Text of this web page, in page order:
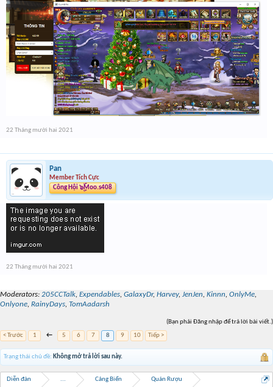
+ Quote lại bài đăng trước đó
+ Làm thiếu 1 trong các yêu cầu
+ Post lại ảnh mới
+ 1 ip chỉ được tham gia event 1 lần
- Ảnh phải to rõ.
- Các hành vi spam, phá hoại event sẽ ban tùy mức độ và loại bỏ event.
- Ảnh phải rõ thông tin ingame bên trái ID + Server (Có thể chụp kèm với
thông tin trên nganhangcode).
- Cách post đúng thông tin ingame xem chi tiết tại :đây
5. Giải thưởng
- 200 code dành cho các bạn tham gia sớm nhất
- 1500 vàng quay số dành cho 6 bạn may mắn
Phần thông tin : Post thông tin tại link
22 Tháng mười hai 2021
Pan
Member Tích Cực
Công Hội ๖ۣۜMoo.s408
22 Tháng mười hai 2021
Moderators: 205CCTalk, Expendables, GalaxyDr, Harvey, JenJen, Kinnn, OnlyMe,
Onlyone, RainyDays, TomAadarsh
(Bạn phải Đăng nhập để trả lời bài viết.)
< Trước
1 ← 5 6 7 8 9 10 Tiếp >
Trạng thái chủ đề: Không mở trả lời sau này.
Diễn đàn ... Cảng Biển Quán Rượu